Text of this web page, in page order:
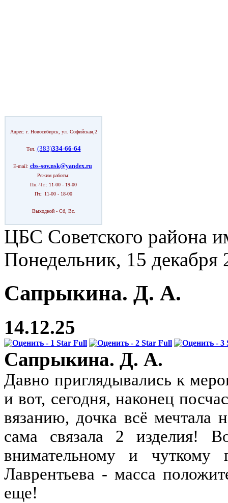
Адрес: г. Новосибирск, ул. Софийская,2
Тел. (383)334-66-64
E-mail: cbs-sov.nsk@yandex.ru
Режим работы:
Пн.-Чт.: 11-00 - 19-00
Пт.: 11-00 - 18-00
Выходной - Сб, Вс.
ЦБС Советского района
Понедельник, 15 декабря
Сапрыкина. Д. А.
14.12.25
Сапрыкина. Д. А.
Давно приглядывались к
и вот, сегодня, наконец
вязанию, дочка всё мечтала
сама связала 2 изделия!
внимательному и чуткому
Лаврентьева - масса
еще!